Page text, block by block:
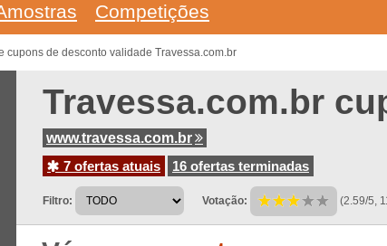
Competições
cupons de desconto validade Travessa.com.br
Travessa.com.br
www.travessa.com.br
7 ofertas atuais
16 ofertas terminadas
Filtro: Votação: (2.59/5,